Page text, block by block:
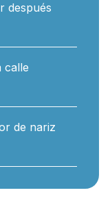
después
calle
de nariz